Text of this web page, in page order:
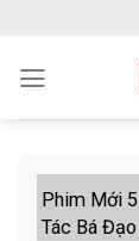
content
Phim Mới 5
Tác Bá Đạo